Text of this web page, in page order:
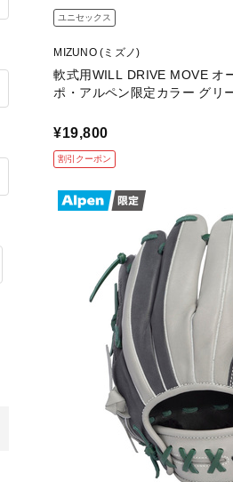
ユニセックス
MIZUNO (ミズノ)
軟式用WILL DRIVE MOVE オ
ポ・アルペン限定カラー グリ
¥19,800
割引クーポン